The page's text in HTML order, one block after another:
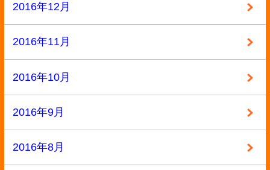
2014年10月
2014年9月
2014年8月
2014年7月
2014年6月